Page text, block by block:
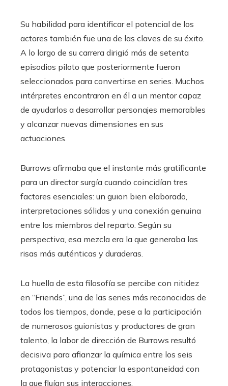
Su habilidad para identificar el potencial de los
actores también fue una de las claves de su éxito.
A lo largo de su carrera dirigió más de setenta
episodios piloto que posteriormente fueron
seleccionados para convertirse en series. Muchos
intérpretes encontraron en él a un mentor capaz
de ayudarlos a desarrollar personajes memorables
y alcanzar nuevas dimensiones en sus
actuaciones.
Burrows afirmaba que el instante más gratificante
para un director surgía cuando coincidían tres
factores esenciales: un guion bien elaborado,
interpretaciones sólidas y una conexión genuina
entre los miembros del reparto. Según su
perspectiva, esa mezcla era la que generaba las
risas más auténticas y duraderas.
La huella de esta filosofía se percibe con nitidez
en “Friends”, una de las series más reconocidas de
todos los tiempos, donde, pese a la participación
de numerosos guionistas y productores de gran
talento, la labor de dirección de Burrows resultó
decisiva para afianzar la química entre los seis
protagonistas y potenciar la espontaneidad con
la que fluían sus interacciones.